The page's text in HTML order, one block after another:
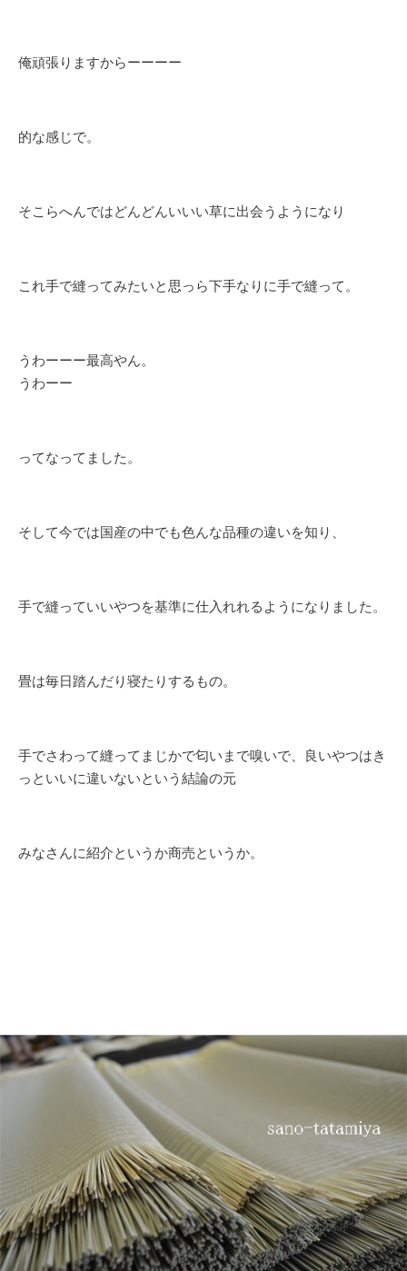
俺頑張りますからーーーー
的な感じで。
そこらへんではどんどんいいい草に出会うようになり
これ手で縫ってみたいと思っら下手なりに手で縫って。
うわーーー最高やん。
うわーー
ってなってました。
そして今では国産の中でも色んな品種の違いを知り、
手で縫っていいやつを基準に仕入れれるようになりました。
畳は毎日踏んだり寝たりするもの。
手でさわって縫ってまじかで匂いまで嗅いで、良いやつはき
っといいに違いないという結論の元
みなさんに紹介というか商売というか。